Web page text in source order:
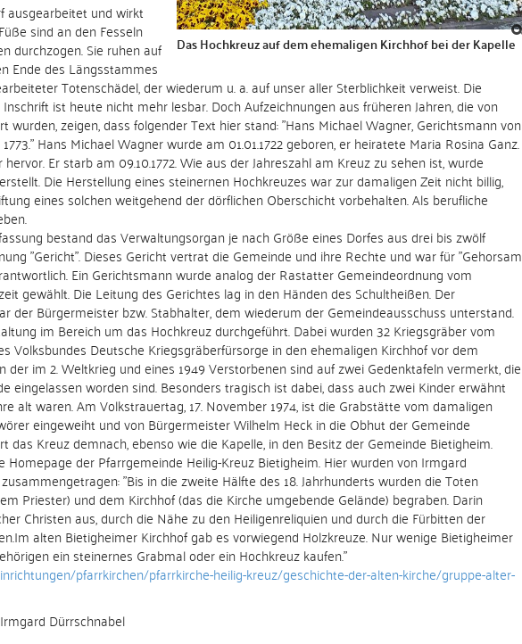
Das Hochkreuz auf dem ehemaligen Kirchhof bei der Kapelle
ausgearbeitet und wirkt
sind an den Fesseln
durchzogen. Sie ruhen auf
Ende des Längsstammes
Totenschädel, der wiederum u. a. auf unser aller Sterblichkeit verweist. Die
ist heute nicht mehr lesbar. Doch Aufzeichnungen aus früheren Jahren, die von
zeigen, dass folgender Text hier stand: "Hans Michael Wagner, Gerichtsmann von
Hans Michael Wagner wurde am 01.01.1722 geboren, er heiratete Maria Rosina Ganz.
Er starb am 09.10.1772. Wie aus der Jahreszahl am Kreuz zu sehen ist, wurde
Die Herstellung eines steinernen Hochkreuzes war zur damaligen Zeit nicht billig,
eines solchen weitgehend der dörflichen Oberschicht vorbehalten. Als berufliche
bestand das Verwaltungsorgan je nach Größe eines Dorfes aus drei bis zwölf
"Gericht". Dieses Gericht vertrat die Gemeinde und ihre Rechte und war für "Gehorsam
Ein Gerichtsmann wurde analog der Rastatter Gemeindeordnung vom
gewählt. Die Leitung des Gerichtes lag in den Händen des Schultheißen. Der
der Bürgermeister bzw. Stabhalter, dem wiederum der Gemeindeausschuss unterstand.
im Bereich um das Hochkreuz durchgeführt. Dabei wurden 32 Kriegsgräber vom
Volksbundes Deutsche Kriegsgräberfürsorge in den ehemaligen Kirchhof vor dem
im 2. Weltkrieg und eines 1949 Verstorbenen sind auf zwei Gedenktafeln vermerkt, die
eingelassen worden sind. Besonders tragisch ist dabei, dass auch zwei Kinder erwähnt
alt waren. Am Volkstrauertag, 17. November 1974, ist die Grabstätte vom damaligen
eingeweiht und von Bürgermeister Wilhelm Heck in die Obhut der Gemeinde
das Kreuz demnach, ebenso wie die Kapelle, in den Besitz der Gemeinde Bietigheim.
Homepage der Pfarrgemeinde Heilig-Kreuz Bietigheim. Hier wurden von Irmgard
"Bis in die zweite Hälfte des 18. Jahrhunderts wurden die Toten
Priester) und dem Kirchhof (das die Kirche umgebende Gelände) begraben. Darin
Christen aus, durch die Nähe zu den Heiligenreliquien und durch die Fürbitten der
alten Bietigheimer Kirchhof gab es vorwiegend Holzkreuze. Nur wenige Bietigheimer
ein steinernes Grabmal oder ein Hochkreuz kaufen."
pfarrkirchen/pfarrkirche-heilig-kreuz/geschichte-der-alten-kirche/gruppe-alter-
Dürrschnabel